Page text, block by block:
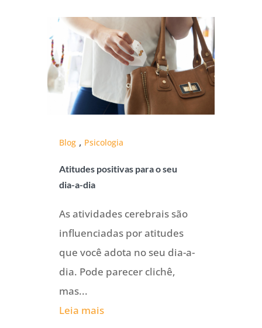
Blog , Psicologia
Atitudes positivas para o seu
dia-a-dia
As atividades cerebrais são
influenciadas por atitudes
que você adota no seu dia-a-
dia. Pode parecer clichê,
mas...
Leia mais